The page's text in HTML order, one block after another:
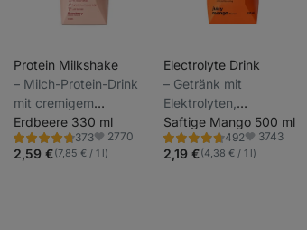
Protein Milkshake
⁠–⁠ Milch-Protein-Drink
mit cremigem
Geschmack, 33 g
Eiweiß pro Portion, mit
niedrigem
Erdbeere 330 ml
373
Bewertung
4.6/5,
373
Favoriten
2770
2,59 €(7,85 € / 1 l)
Electrolyte Drink
⁠–⁠ Getränk mit
Elektrolyten,
Kokoswasser, ohne
raffinierten Zucker,
gesüßt mit
Saftige Mango 500 ml
492
Bewertung
4.6/5,
492
Favoriten
3743
2,19 €(4,38 € / 1 l)